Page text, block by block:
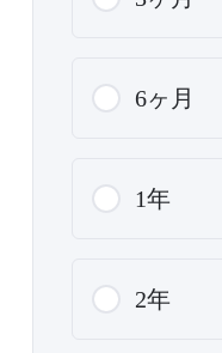
6ヶ月
1年
2年